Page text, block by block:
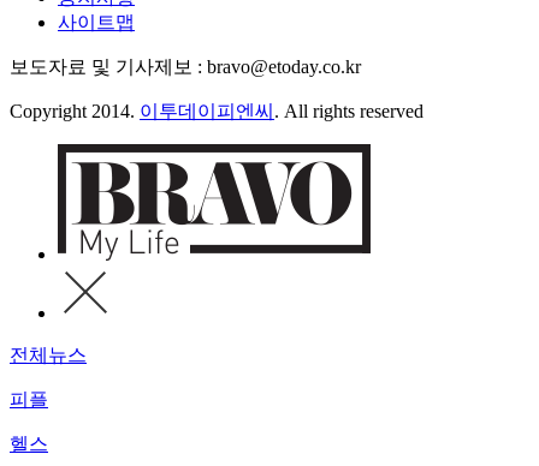
사이트맵
보도자료 및 기사제보 : bravo@etoday.co.kr
Copyright 2014. 이투데이피엔씨 . All rights reserved
전체뉴스
피플
헬스